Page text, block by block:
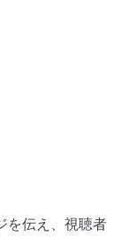
を伝え、視聴者